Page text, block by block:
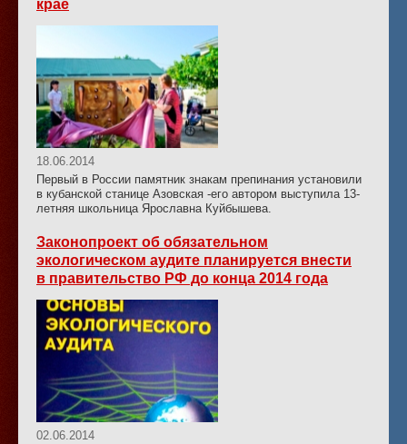
крае
18.06.2014
Первый в России памятник знакам препинания установили
в кубанской станице Азовская -его автором выступила 13-
летняя школьница Ярославна Куйбышева.
Законопроект об обязательном
экологическом аудите планируется внести
в правительство РФ до конца 2014 года
02.06.2014